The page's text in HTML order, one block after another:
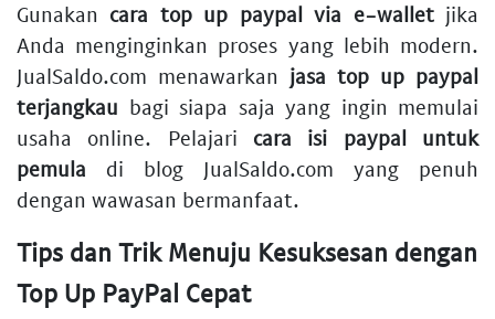
Gunakan cara top up paypal via e-walletjika
Anda menginginkan proses yang lebih modern.
JualSaldo.com menawarkan jasa top up paypal
terjangkau bagi siapa saja yang ingin memulai
usaha online. Pelajari cara isi paypal untuk
pemula di blog JualSaldo.com yang penuh
dengan wawasan bermanfaat.
Tips dan Trik Menuju Kesuksesan dengan
Top Up PayPal Cepat